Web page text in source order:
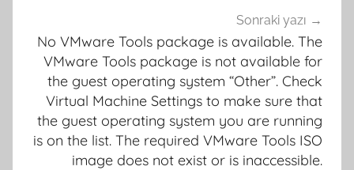
Sonraki yazı
No VMware Tools package is available. The
VMware Tools package is not available for
the guest operating system “Other”. Check
Virtual Machine Settings to make sure that
the guest operating system you are running
is on the list. The required VMware Tools ISO
image does not exist or is inaccessible.